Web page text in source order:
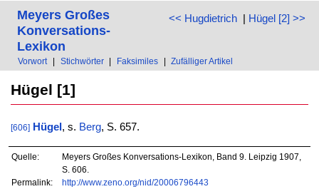
<< Hugdietrich| Hügel [2] >>
Meyers Großes
Konversations-
Lexikon
Vorwort Stichwörter Faksimiles Zufälliger Artikel
Hügel [1]
[606] Hügel , s. Berg, S. 657.
Quelle:
Meyers Großes Konversations-Lexikon, Band 9. Leipzig 1907,
S. 606.
Permalink:
http://www.zeno.org/nid/20006796443